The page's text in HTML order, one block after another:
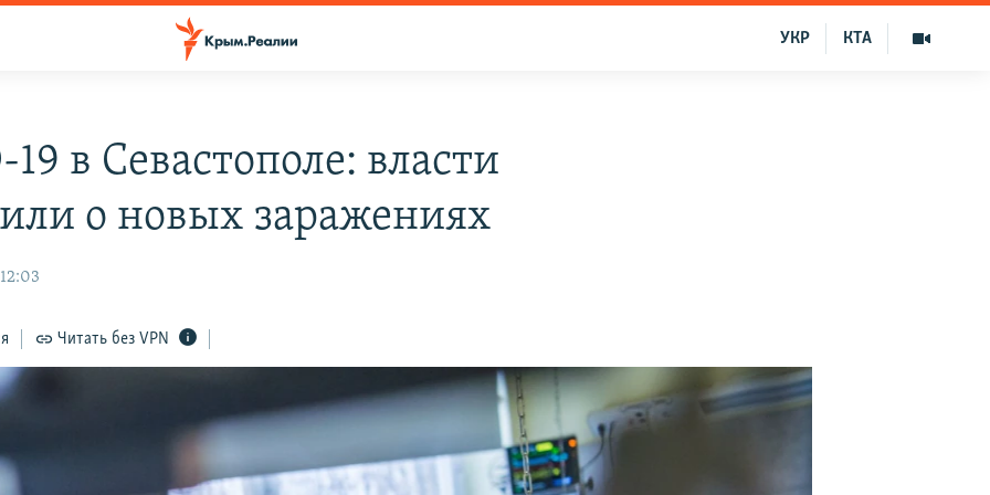
КТА
УКР
19 в Севастополе: власти
о новых заражениях
Читать без VPN